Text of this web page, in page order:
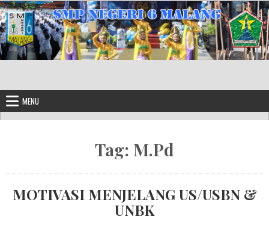
Skip to content
MENU
Tag: M.Pd
MOTIVASI MENJELANG US/USBN &
UNBK